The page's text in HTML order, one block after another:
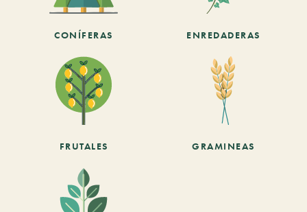
CONÍFERAS ENREDADERAS
FRUTALES GRAMINEAS